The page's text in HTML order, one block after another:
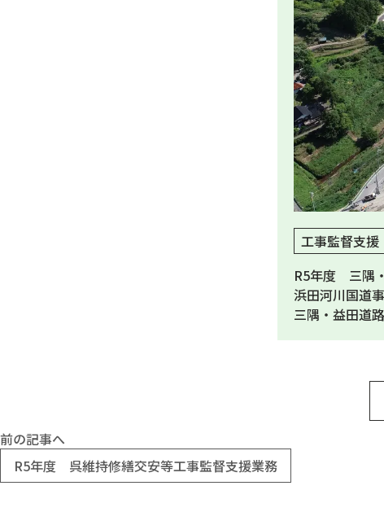
工事監督支援
R5年度 三隅
浜田河川国道
三隅・益田道
前の記事へ
R5年度 呉維持修繕交安等工事監督支援業務